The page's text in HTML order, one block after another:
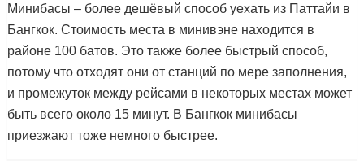
Минибасы – более дешёвый способ уехать из Паттайи в
Бангкок. Стоимость места в минивэне находится в
районе 100 батов. Это также более быстрый способ,
потому что отходят они от станций по мере заполнения,
и промежуток между рейсами в некоторых местах может
быть всего около 15 минут. В Бангкок минибасы
приезжают тоже немного быстрее.